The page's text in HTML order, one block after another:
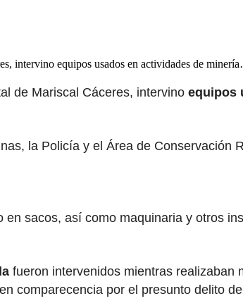
intervino equipos usados en actividades de
de Mariscal Cáceres, intervino equipos
la Policía y el Área de Conservación
en sacos, así como maquinaria y otros
fueron intervenidos mientras realizaban
comparecencia por el presunto delito